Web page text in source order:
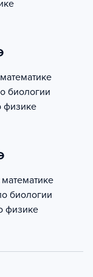
биологии
физике
биологии
физике